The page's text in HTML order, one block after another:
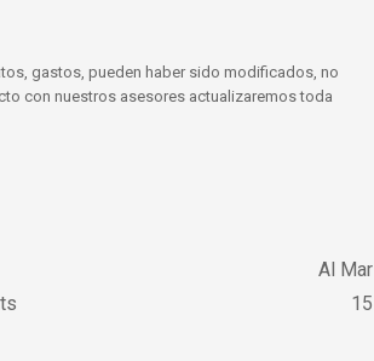
gastos, pueden haber sido modificados, no
con nuestros asesores actualizaremos toda
Al Mar
15